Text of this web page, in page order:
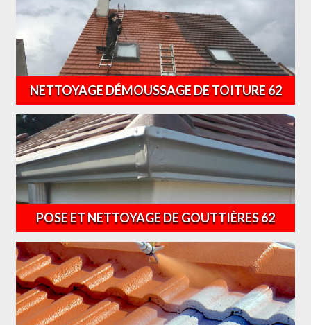
NETTOYAGE DÉMOUSSAGE DE TOITURE 62
POSE ET NETTOYAGE DE GOUTTIÈRES 62